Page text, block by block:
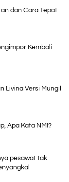
dan Cara Tepat
Kembali
Livina Versi Mungil
Apa Kata NMI?
pesawat tak